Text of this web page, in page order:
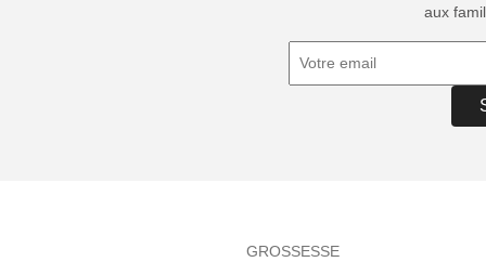
aux
GROSSESSE